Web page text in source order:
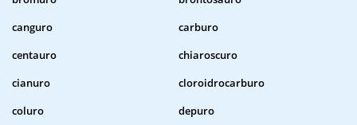
canguro
carburo
centauro
chiaroscuro
cianuro
cloroidrocarburo
coluro
depuro